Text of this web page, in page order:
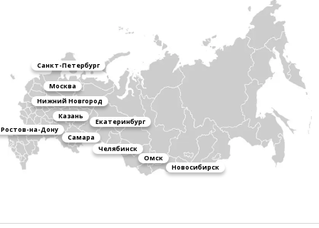
Санкт-Петербург
Москва
Нижний Новгород
Казань
Екатеринбург
Ростов-на-Дону
Самара
Челябинск
Омск
Новосибирск